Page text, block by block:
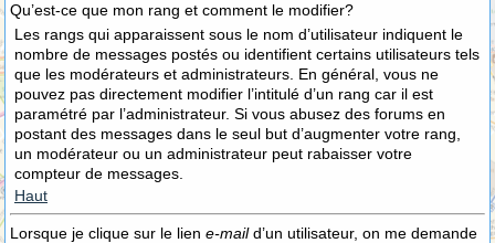
Qu’est-ce que mon rang et comment le modifier?
Les rangs qui apparaissent sous le nom d’utilisateur indiquent le
nombre de messages postés ou identifient certains utilisateurs tels
que les modérateurs et administrateurs. En général, vous ne
pouvez pas directement modifier l’intitulé d’un rang car il est
paramétré par l’administrateur. Si vous abusez des forums en
postant des messages dans le seul but d’augmenter votre rang,
un modérateur ou un administrateur peut rabaisser votre
compteur de messages.
Haut
Lorsque je clique sur le lien e-maild’un utilisateur, on me demande